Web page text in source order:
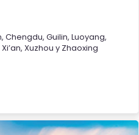
, Chengdu, Guilin, Luoyang,
Xi’an, Xuzhou y Zhaoxing